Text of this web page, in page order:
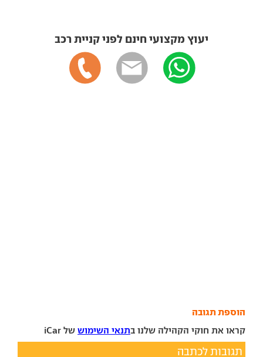
יעוץ מקצועי חינם לפני קניית רכב
הוספת תגובה
קראו את חוקי הקהילה שלנו בתנאי השימוש של iCar
תגובות לכתבה